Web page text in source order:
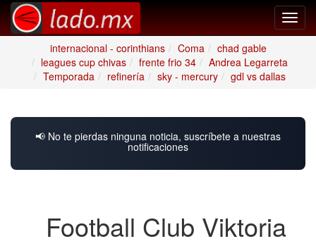
internacional - corinthians
Coma
chad gable
leagues cup chivas
frente frio 34
Andrea Legarreta
Temporada
refinería sky - mercury gdl vs dallas
📢 No te pierdas ninguna noticia, suscríbete a nuestras
notificaciones
Football Club Viktoria